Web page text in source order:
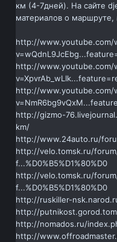
км (4-7дней). На сайте
материалов о
http://www.youtube.com/
http://www.youtube.com/
http://www.youtube.com/
http://gizmo-
km/
http://www.24auto.ru/
http://velo.tomsk.ru/
f...%D0%B5%D1%80%D0
http://velo.tomsk.ru/
f...%D0%B5%D1%80%D0
http://ruskiller-
http://
http://nomados.ru/
http://